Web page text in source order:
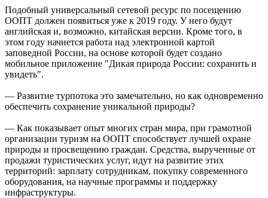
Подобный универсальный сетевой ресурс по посещению
ООПТ должен появиться уже к 2019 году. У него будут
английская и, возможно, китайская версии. Кроме того, в
этом году начнется работа над электронной картой
заповедной России, на основе которой будет создано
мобильное приложение "Дикая природа России: сохранить и
увидеть".
— Развитие турпотока это замечательно, но как одновременно
обеспечить сохранение уникальной природы?
— Как показывает опыт многих стран мира, при грамотной
организации туризм на ООПТ способствует лучшей охране
природы и просвещению граждан. Средства, вырученные от
продажи туристических услуг, идут на развитие этих
территорий: зарплату сотрудникам, покупку современного
оборудования, на научные программы и поддержку
инфраструктуры.